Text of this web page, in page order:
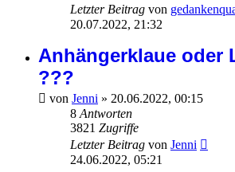
Letzter Beitrag von
20.07.2022, 21:32
Anhängerklaue oder
???
von Jenni » 20.06.2022, 00:15
8 Antworten
3821 Zugriffe
Letzter Beitrag von Jenni
24.06.2022, 05:21